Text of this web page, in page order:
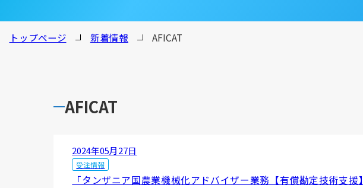
トップページ 新着情報 AFICAT
AFICAT
2024年05月27日
受注情報
「タンザニア国農業機械化アドバイザー業務【有償勘定技術支